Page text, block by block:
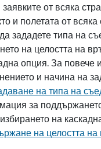
от всяка
и полетата от всяка
зададете типа на
на целостта на
опция. За
и начина на
на типа на
за
на
на целостта на